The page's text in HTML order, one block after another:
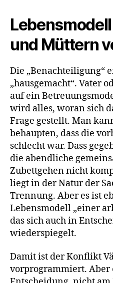
und Müttern
Die „Benachteiligung“
„hausgemacht“. Vater
auf ein
wird alles, woran sich
Frage gestellt. Man
behaupten, dass die
schlecht war. Dass
die abendliche
Zubettgehen nicht
liegt in der Natur der
Trennung. Aber es ist
Lebensmodell „einer
das sich auch in
wiederspiegelt.
Damit ist der Konflikt
vorprogrammiert. Aber